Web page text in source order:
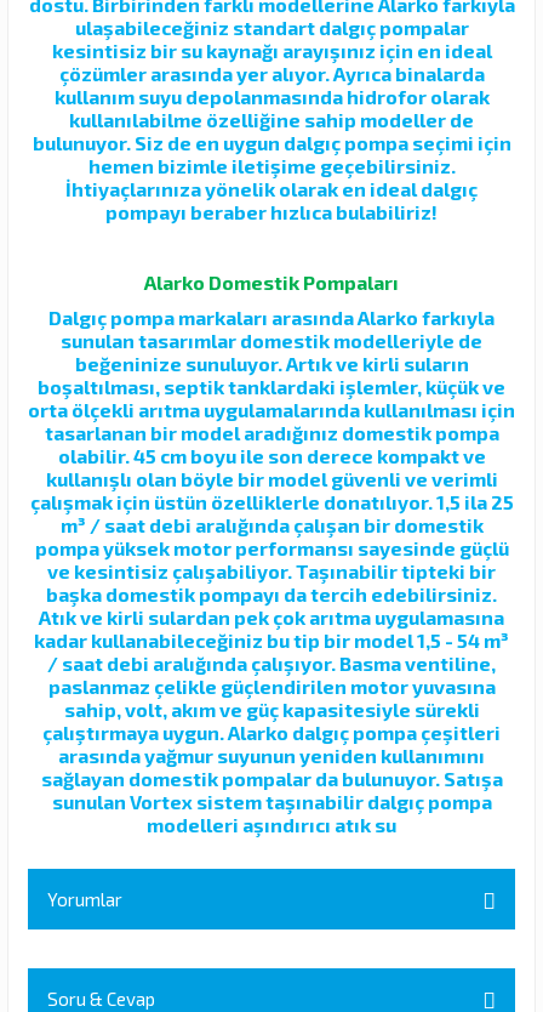
ulaşabileceğiniz standart dalgıç pompalar
kesintisiz bir su kaynağı arayışınız için en ideal
çözümler arasında yer alıyor. Ayrıca binalarda
kullanım suyu depolanmasında hidrofor olarak
kullanılabilme özelliğine sahip modeller de
bulunuyor. Siz de en uygun dalgıç pompa seçimi için
hemen bizimle iletişime geçebilirsiniz.
İhtiyaçlarınıza yönelik olarak en ideal dalgıç
pompayı beraber hızlıca bulabiliriz!
Alarko Domestik Pompaları
Dalgıç pompa markaları arasında Alarko farkıyla
sunulan tasarımlar domestik modelleriyle de
beğeninize sunuluyor. Artık ve kirli suların
boşaltılması, septik tanklardaki işlemler, küçük ve
orta ölçekli arıtma uygulamalarında kullanılması için
tasarlanan bir model aradığınız domestik pompa
olabilir. 45 cm boyu ile son derece kompakt ve
kullanışlı olan böyle bir model güvenli ve verimli
çalışmak için üstün özelliklerle donatılıyor. 1,5 ila 25
m³ / saat debi aralığında çalışan bir domestik
pompa yüksek motor performansı sayesinde güçlü
ve kesintisiz çalışabiliyor. Taşınabilir tipteki bir
başka domestik pompayı da tercih edebilirsiniz.
Atık ve kirli sulardan pek çok arıtma uygulamasına
kadar kullanabileceğiniz bu tip bir model 1,5 - 54 m³
/ saat debi aralığında çalışıyor. Basma ventiline,
paslanmaz çelikle güçlendirilen motor yuvasına
sahip, volt, akım ve güç kapasitesiyle sürekli
çalıştırmaya uygun. Alarko dalgıç pompa çeşitleri
arasında yağmur suyunun yeniden kullanımını
sağlayan domestik pompalar da bulunuyor. Satışa
sunulan Vortex sistem taşınabilir dalgıç pompa
modelleri aşındırıcı atık su
Yorumlar
Soru & Cevap